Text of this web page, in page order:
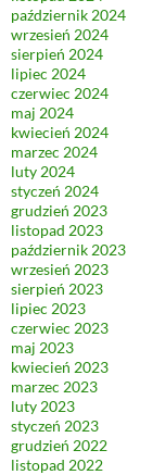
październik 2024
wrzesień 2024
sierpień 2024
lipiec 2024
czerwiec 2024
maj 2024
kwiecień 2024
marzec 2024
luty 2024
styczeń 2024
grudzień 2023
listopad 2023
październik 2023
wrzesień 2023
sierpień 2023
lipiec 2023
czerwiec 2023
maj 2023
kwiecień 2023
marzec 2023
luty 2023
styczeń 2023
grudzień 2022
listopad 2022